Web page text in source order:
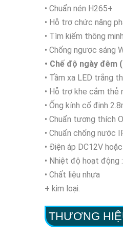
• Chuẩn nén H265+
• Hỗ trợ chức năng
• Tìm kiếm thông
• Chống ngược sáng
• Chế độ ngày đêm
• Tầm xa LED trắng
• Hỗ trợ khe cắm thẻ
• Ống kính cố định
• Chuẩn tương thích
• Chuẩn chống nước
• Điện áp DC12V
• Nhiệt độ hoạt động
• Chất liệu nhựa
+ kim loại.
THƯƠNG